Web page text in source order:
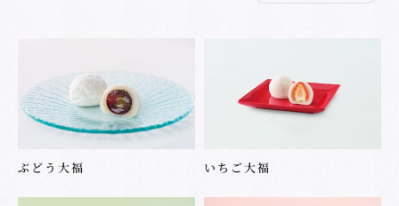
ぶどう大福 いちご大福